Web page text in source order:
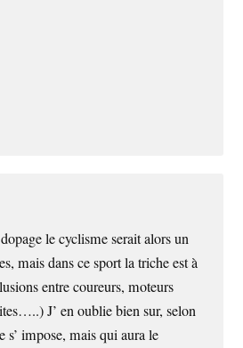
le cyclisme serait alors un
mais dans ce sport la triche est à
entre coureurs, moteurs
J’ en oublie bien sur, selon
s’ impose, mais qui aura le